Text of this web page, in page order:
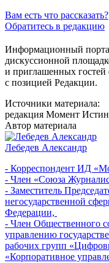
Вам есть что рассказать?
Обратитесь в редакцию
Информационный
дискуссионной
и приглашенных гостей
с позицией Редакции.
Источники материала:
редакция Момент
Автор материала
Лебедев Александр
- Корреспондент ИД
- Член «Союза
- Заместитель
негосударственной
Федерации,
- Член Общественного
управлению
рабочих групп
«Корпоративное